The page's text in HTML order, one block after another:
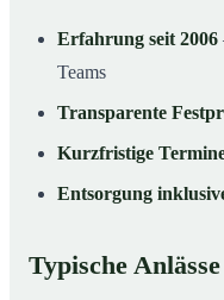
Erfahrung seit 2006
Teams
Transparente
Kurzfristige
Entsorgung
Typische